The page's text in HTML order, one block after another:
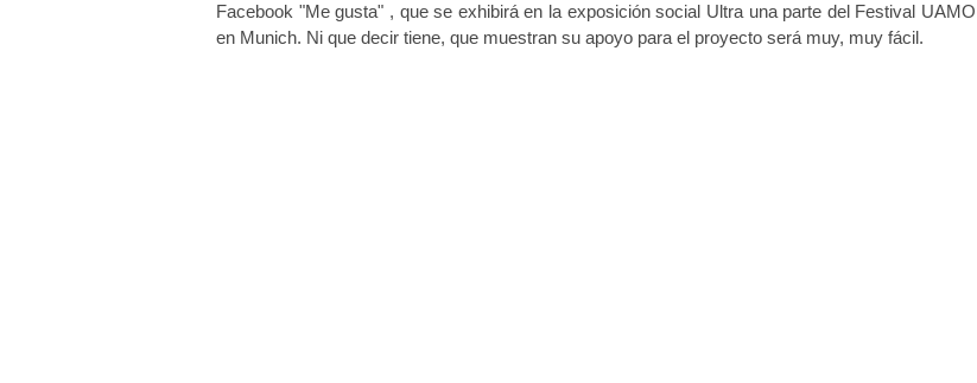
Facebook "Me gusta" , que se exhibirá en la exposición social Ultra una parte del Festival UAMO
en Munich. Ni que decir tiene, que muestran su apoyo para el proyecto será muy, muy fácil.